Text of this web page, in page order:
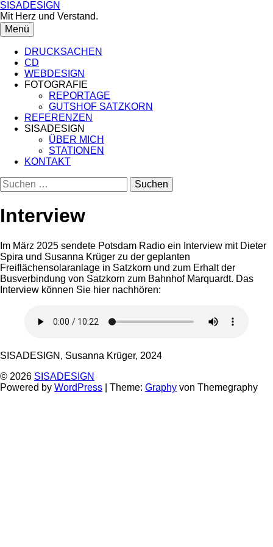
Springe
zum
Inhalt
SISADESIGN
Mit Herz und Verstand.
Menü
DRUCKSACHEN
CD
WEBDESIGN
FOTOGRAFIE
REPORTAGE
GUTSHOF SATZKORN
REFERENZEN
SISADESIGN
ÜBER MICH
STATIONEN
KONTAKT
Suchen
nach:
Interview
Im März 2025 sendete Potsdam Radio ein Interview mit Dieter
Spira und Susanna Krüger zu der geplanten
Freiflächensolaranlage in Satzkorn und zum Erhalt der
Busverbindung von Satzkorn zum Bahnhof Marquardt. Das
Interview können Sie hier nachhören:
SISADESIGN, Susanna Krüger, 2024
© 2026 SISADESIGN
Powered by WordPress Theme: Graphy von Themegraphy